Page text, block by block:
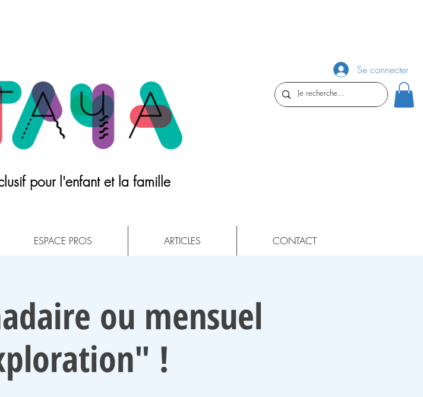
Se connecter
pour l'enfant et la famille
ESPACE PROS ARTICLES CONTACT
ou mensuel
!